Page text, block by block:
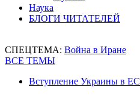
Наука
БЛОГИ ЧИТАТЕЛЕЙ
СПЕЦТЕМА: Война в Иране
ВСЕ ТЕМЫ
Вступление Украины в ЕС